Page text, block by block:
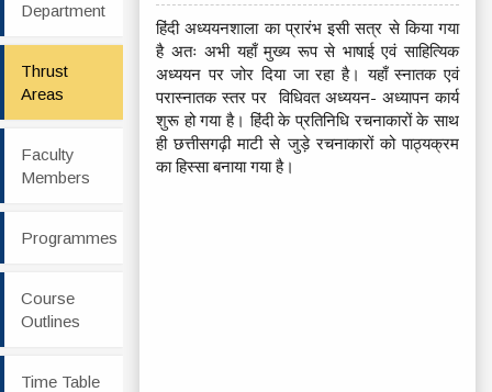
Department
Thrust
Areas
Faculty
Members
Programmes
Course
Outlines
Time Table
हिंदी अध्ययनशाला का प्रारंभ इसी सत्र से किया गया
है अतः अभी यहाँ मुख्य रूप से भाषाई एवं साहित्यिक
अध्ययन पर जोर दिया जा रहा है। यहाँ स्नातक एवं
परास्नातक स्तर पर विधिवत अध्ययन- अध्यापन कार्य
शुरू हो गया है। हिंदी के प्रतिनिधि रचनाकारों के साथ
ही छत्तीसगढ़ी माटी से जुड़े रचनाकारों को पाठ्यक्रम
का हिस्सा बनाया गया है।